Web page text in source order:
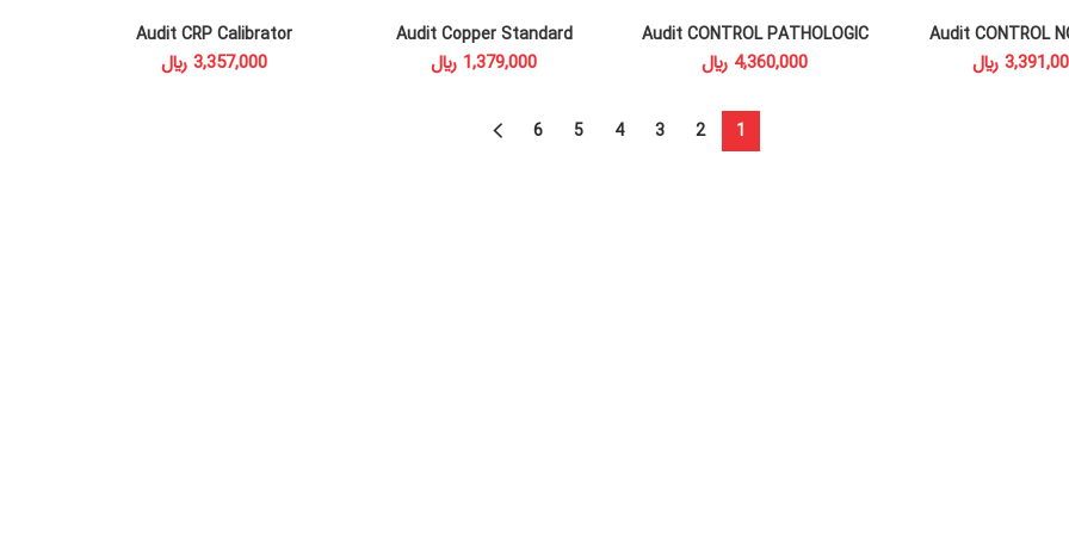
READ MORE
Audit CONTROL
﷼
READ MORE
Audit CONTROL PATHOLOGIC
﷼
ADD TO CART
Audit Copper Standard
﷼
ADD TO CART
Audit CRP Calibrator
﷼
1
2
3
4
5
6